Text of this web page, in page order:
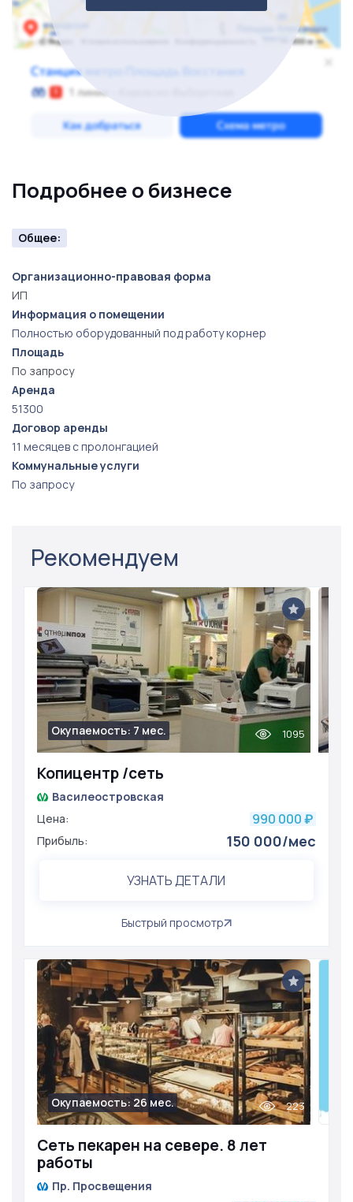
Подробнее о бизнесе
Общее:
Организационно-правовая форма
ИП
Информация о помещении
Полностью оборудованный под работу корнер
Площадь
По запросу
Аренда
51300
Договор аренды
11 месяцев с пролонгацией
Коммунальные услуги
По запросу
Рекомендуем
Копицентр /сеть
Окупаемость: 7 мес. 1095
Василеостровская
Цена:
990 000 ₽
Прибыль: 150 000/мес
УЗНАТЬ ДЕТАЛИ
Быстрый просмотр
Сеть пекарен на севере. 8 лет
работы
Окупаемость: 26 мес. 223
Пр. Просвещения